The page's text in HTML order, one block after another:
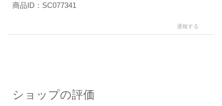
商品ID：SC077341
通報する
ショップの評価